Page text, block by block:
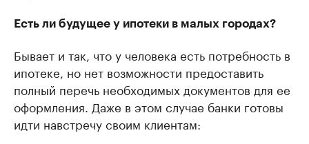
Есть ли будущее у ипотеки в малых городах?
Бывает и так, что у человека есть потребность в
ипотеке, но нет возможности предоставить
полный перечь необходимых документов для ее
оформления. Даже в этом случае банки готовы
идти навстречу своим клиентам: